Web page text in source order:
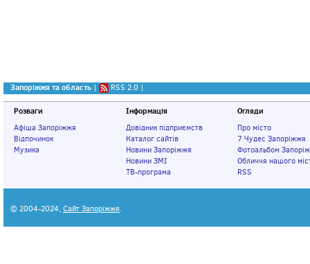
Запоріжжя та область | RSS 2.0 |
Розваги
Афіша Запоріжжя
Відпочинок
Музика
Інформація
Довідник підприємств
Каталог сайтів
Новини Запоріжжя
Новини ЗМІ
ТВ-програма
Огляди
Про місто
7 Чудес Запоріжжя
Фотоальбом
Обличчя нашого
RSS
© 2004-2024, Сайт Запоріжжя.